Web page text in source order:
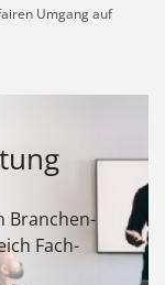
Umgang auf
Branchen-
Fach-